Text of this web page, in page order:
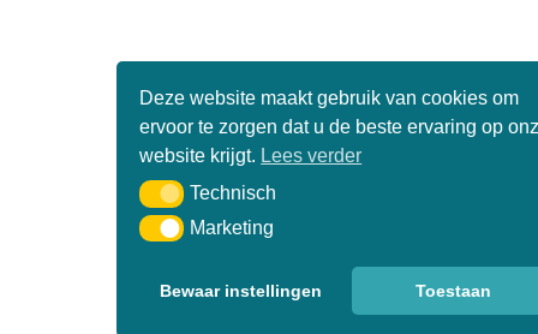
Deze website maakt gebruik van cookies om
ervoor te zorgen dat u de beste ervaring op
website krijgt. Lees verder
TechnischTechnisch
MarketingMarketing
Bewaar instellingen Toestaan